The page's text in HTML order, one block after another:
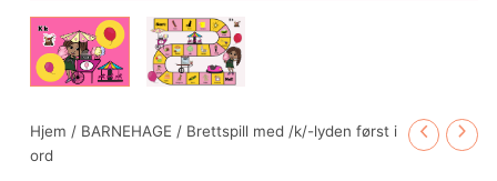
Hjem / BARNEHAGE / Brettspill med /k/-lyden først i
ord